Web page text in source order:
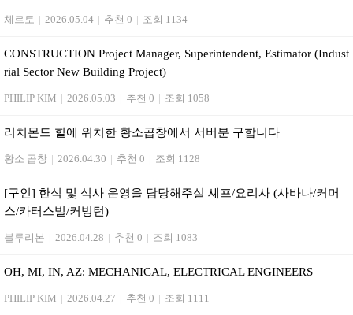
체르토 | 2026.05.04 | 추천 0 | 조회 1134
CONSTRUCTION Project Manager, Superintendent, Estimator (Indust
rial Sector New Building Project)
PHILIP KIM | 2026.05.03 | 추천 0 | 조회 1058
리치몬드 힐에 위치한 황소곱창에서 서버분 구합니다
황소 곱창 | 2026.04.30 | 추천 0 | 조회 1128
[구인] 한식 및 식사 운영을 담당해주실 셰프/요리사 (사바나/커머
스/카터스빌/커빙턴)
블루리본 | 2026.04.28 | 추천 0 | 조회 1083
OH, MI, IN, AZ: MECHANICAL, ELECTRICAL ENGINEERS
PHILIP KIM | 2026.04.27 | 추천 0 | 조회 1111